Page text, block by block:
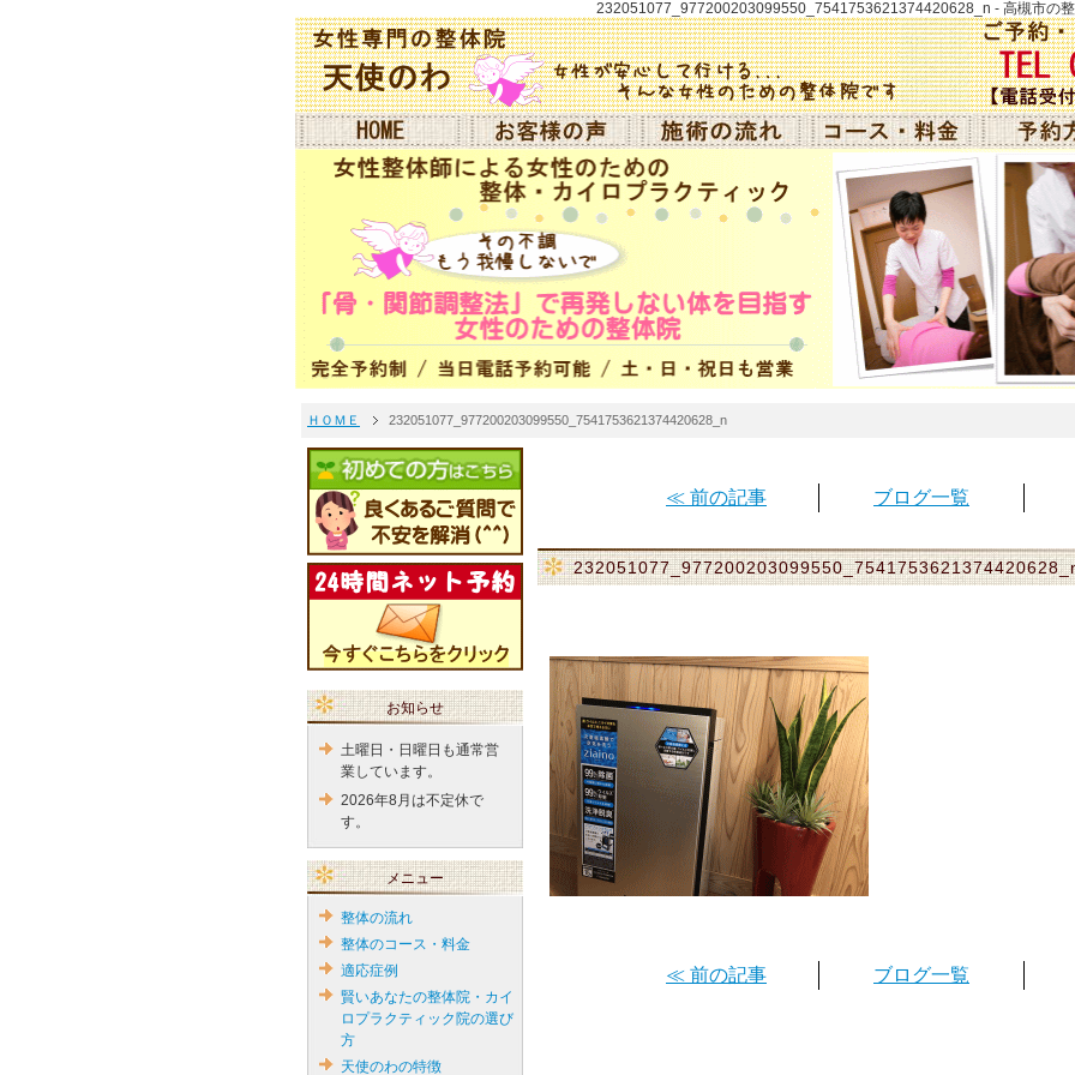
232051077_977200203099550_7541753621374420628_n - 高槻市の
ＨＯＭＥ 232051077_977200203099550_7541753621374420628_n
≪ 前の記事 ブログ一覧
≪ 前の記事 ブログ一覧
お知らせ
土曜日・日曜日も通常営
業しています。
2026年8月は不定休で
す。
メニュー
整体の流れ
整体のコース・料金
適応症例
賢いあなたの整体院・カイ
ロプラクティック院の選び
方
天使のわの特徴